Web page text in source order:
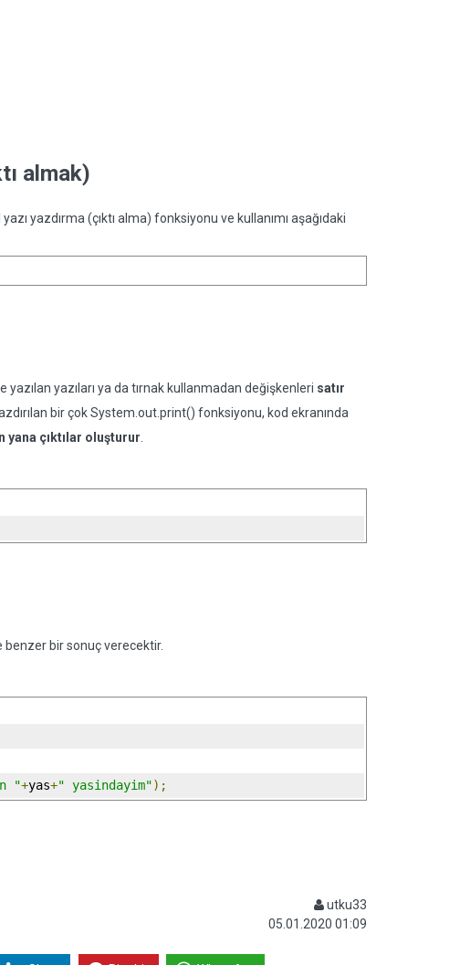
almak)
yazdırma (çıktı alma) fonksiyonu ve kullanımı aşağıdaki
yazıları ya da tırnak kullanmadan değişkenleri satır
bir çok System.out.print() fonksiyonu, kod ekranında
yana çıktılar oluşturur
benzer bir sonuç verecektir.
"+yas+" yasindayim");
utku33
05.01.2020 01:09